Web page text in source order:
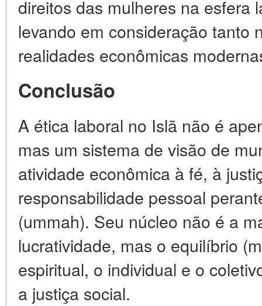
direitos das mulheres na esfera
levando em consideração tanto
realidades econômicas
Conclusão
A ética laboral no Islã não é
mas um sistema de visão de
atividade econômica à fé, à
responsabilidade pessoal
(ummah). Seu núcleo não é a
lucratividade, mas o equilíbrio
espiritual, o individual e o
a justiça social.